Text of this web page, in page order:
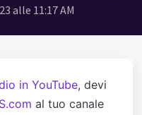
alle 11:17 AM
in YouTube, devi
al tuo canale